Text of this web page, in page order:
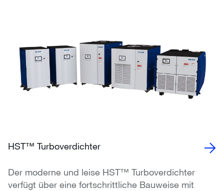
HST™ Turboverdichter
Der moderne und leise HST™ Turboverdichter
verfügt über eine fortschrittliche Bauweise mit